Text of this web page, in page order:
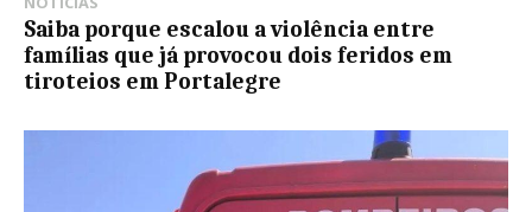
Saiba porque escalou a violência entre
famílias que já provocou dois feridos em
tiroteios em Portalegre